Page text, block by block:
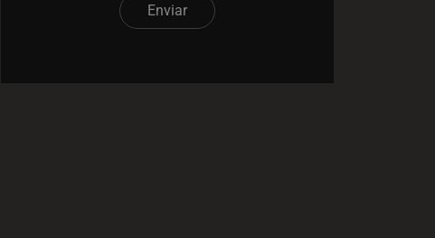
Enviar